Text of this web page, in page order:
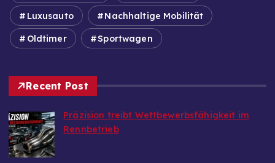
Luxusauto Nachhaltige Mobilität
Oldtimer Sportwagen
Recent Post
Präzision treibt Wettbewerbsfähigkeit im
Rennbetrieb